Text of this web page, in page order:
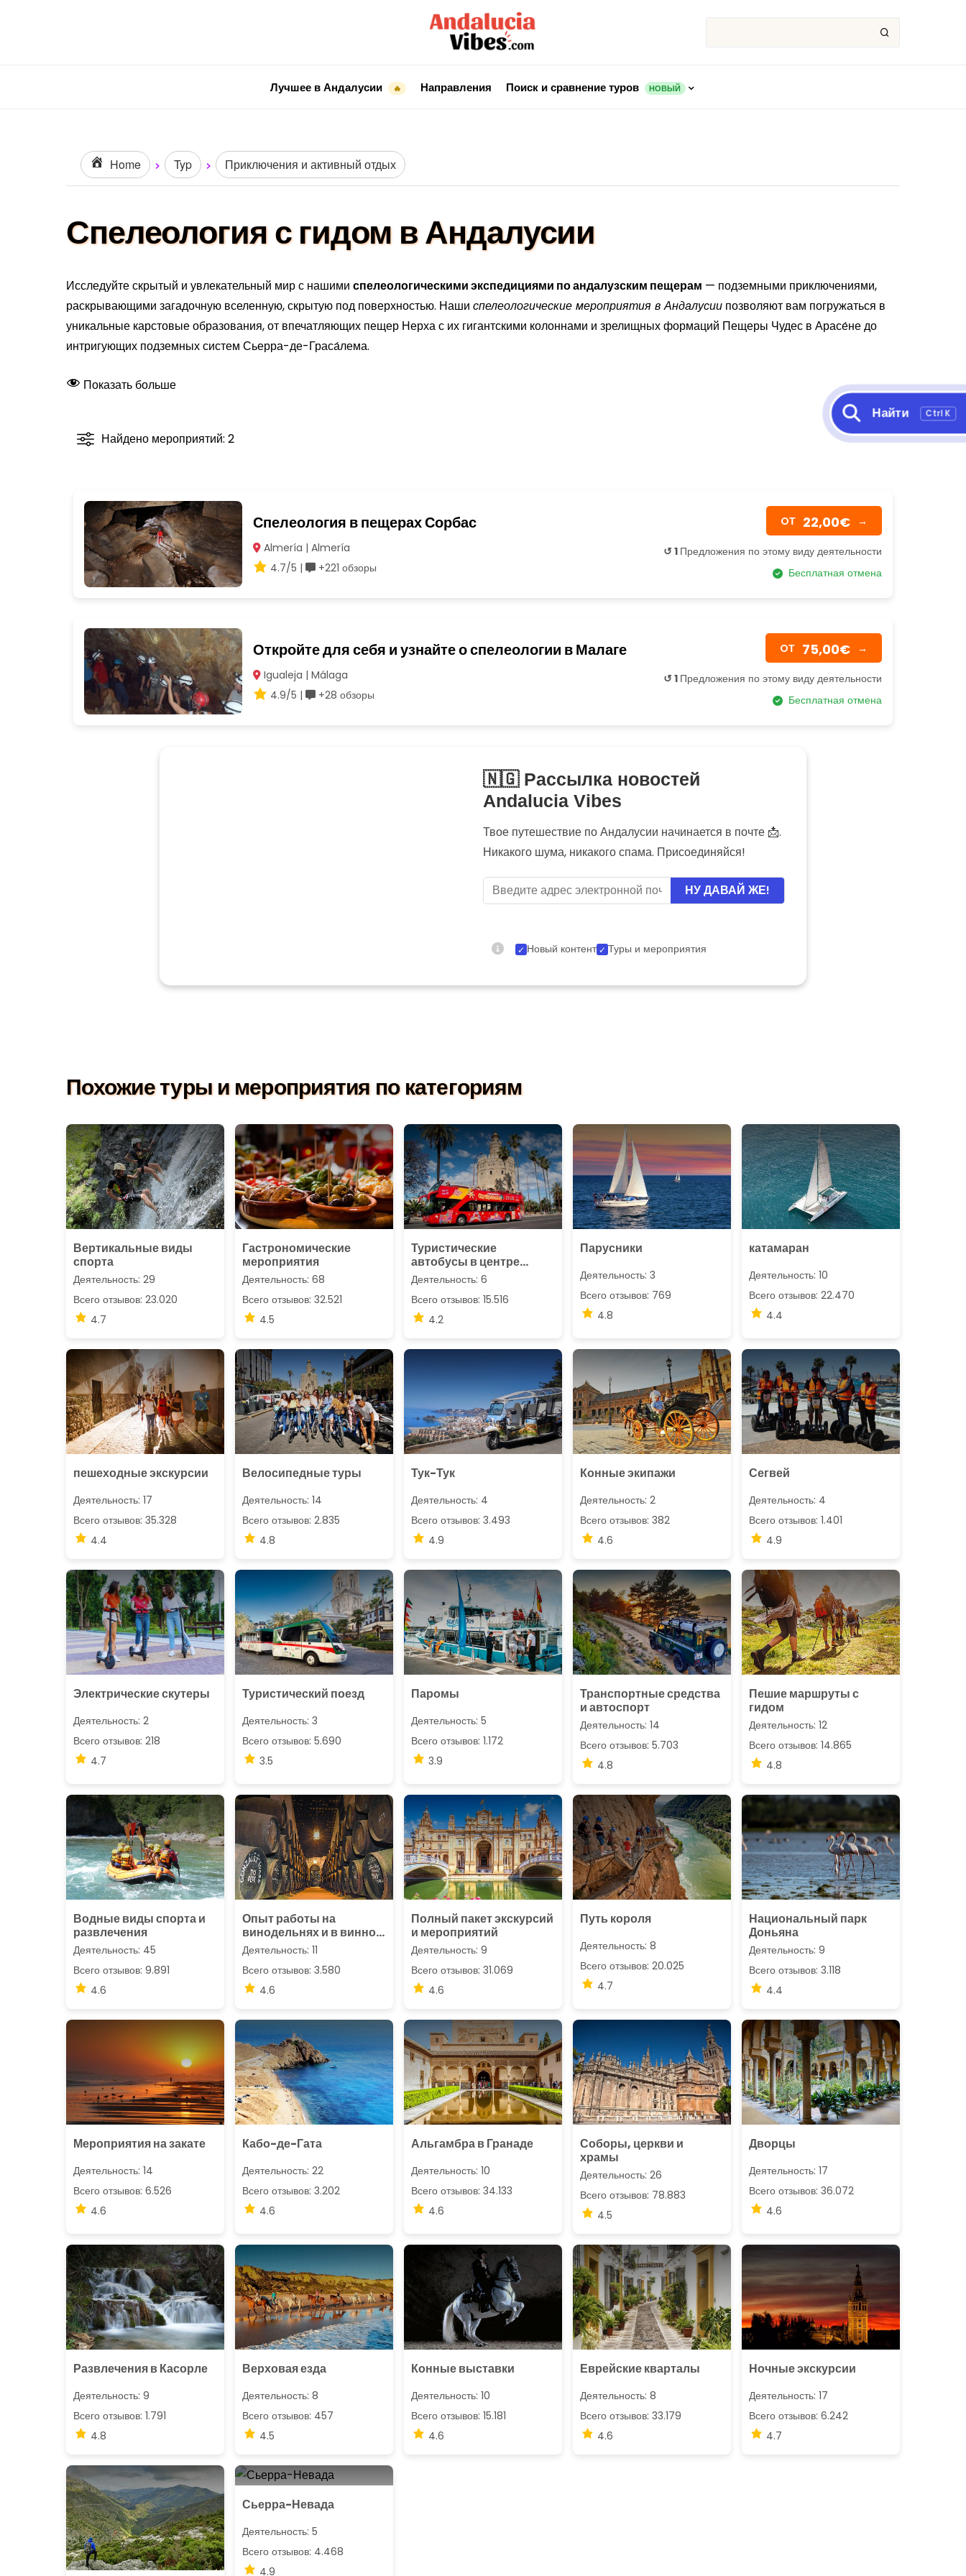
Лучшее в Андалусии 🔥 Направления Поиск и сравнение туров НОВЫЙ
Home Typ Приключения и активный отдых
Спелеология с гидом в Андалусии
Исследуйте скрытый и увлекательный мир с нашими спелеологическими экспедициями по андалузским пещерам — подземными приключениями,
раскрывающими загадочную вселенную, скрытую под поверхностью. Наши спелеологические мероприятия в Андалусии позволяют вам погружаться в
уникальные карстовые образования, от впечатляющих пещер Нерха с их гигантскими колоннами и зрелищных формаций Пещеры Чудес в Арасе́не до
интригующих подземных систем Сьерра-де-Граса́лема.
Показать больше
Найдено мероприятий: 2
Спелеология в пещерах Сорбас
Almería | Almería
4.7/5 |
+221 обзоры
OТ 22,00€ →
↺ 1 Предложения по этому виду деятельности
Бесплатная отмена
Откройте для себя и узнайте о спелеологии в Малаге
Igualeja | Málaga
4.9/5 |
+28 обзоры
OТ 75,00€ →
↺ 1 Предложения по этому виду деятельности
Бесплатная отмена
🇳🇬 Рассылка новостей
Andalucia Vibes
Твое путешествие по Андалусии начинается в почте 📩.
Никакого шума, никакого спама. Присоединяйся!
НУ ДАВАЙ ЖЕ!
Новый контент Туры и мероприятия
Похожие туры и мероприятия по категориям
Вертикальные виды
спорта
Деятельность: 29
Всего отзывов: 23.020
4.7
Гастрономические
мероприятия
Деятельность: 68
Всего отзывов: 32.521
4.5
Туристические
автобусы в центре
города
Деятельность: 6
Всего отзывов: 15.516
4.2
Парусники
Деятельность: 3
Всего отзывов: 769
4.8
катамаран
Деятельность: 10
Всего отзывов: 22.470
4.4
пешеходные экскурсии
Деятельность: 17
Всего отзывов: 35.328
4.4
Велосипедные туры
Деятельность: 14
Всего отзывов: 2.835
4.8
Тук-Тук
Деятельность: 4
Всего отзывов: 3.493
4.9
Конные экипажи
Деятельность: 2
Всего отзывов: 382
4.6
Сегвей
Деятельность: 4
Всего отзывов: 1.401
4.9
Электрические скутеры
Деятельность: 2
Всего отзывов: 218
4.7
Туристический поезд
Деятельность: 3
Всего отзывов: 5.690
3.5
Паромы
Деятельность: 5
Всего отзывов: 1.172
3.9
Транспортные средства
и автоспорт
Деятельность: 14
Всего отзывов: 5.703
4.8
Пешие маршруты с
гидом
Деятельность: 12
Всего отзывов: 14.865
4.8
Водные виды спорта и
развлечения
Деятельность: 45
Всего отзывов: 9.891
4.6
Опыт работы на
винодельнях и в винном
туризме
Деятельность: 11
Всего отзывов: 3.580
4.6
Полный пакет экскурсий
и мероприятий
Деятельность: 9
Всего отзывов: 31.069
4.6
Путь короля
Деятельность: 8
Всего отзывов: 20.025
4.7
Национальный парк
Доньяна
Деятельность: 9
Всего отзывов: 3.118
4.4
Мероприятия на закате
Деятельность: 14
Всего отзывов: 6.526
4.6
Кабо-де-Гата
Деятельность: 22
Всего отзывов: 3.202
4.6
Альгамбра в Гранаде
Деятельность: 10
Всего отзывов: 34.133
4.6
Соборы, церкви и
храмы
Деятельность: 26
Всего отзывов: 78.883
4.5
Дворцы
Деятельность: 17
Всего отзывов: 36.072
4.6
Развлечения в Касорле
Деятельность: 9
Всего отзывов: 1.791
4.8
Верховая езда
Деятельность: 8
Всего отзывов: 457
4.5
Конные выставки
Деятельность: 10
Всего отзывов: 15.181
4.6
Еврейские кварталы
Деятельность: 8
Всего отзывов: 33.179
4.6
Ночные экскурсии
Деятельность: 17
Всего отзывов: 6.242
4.7
Сьерра-Невада
Деятельность: 5
Всего отзывов: 4.468
4.9
Найти Ctrl K